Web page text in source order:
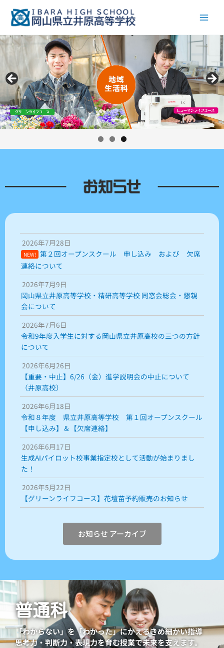
ス
キ
2026年7月28日
NEW! 第２回オープンスクール 申し込み および 欠席
連絡について
2026年7月9日
岡山県立井原高等学校・精研高等学校 同窓会総会・懇親
会について
2026年7月6日
令和9年度入学生に対する岡山県立井原高校の三つの方針
について
2026年6月26日
【重要・中止】6/26（金）進学説明会の中止について
（井原高校）
2026年6月18日
令和８年度 県立井原高等学校 第１回オープンスクール
【申し込み】＆【欠席連絡】
2026年6月17日
生成AIパイロット校事業指定校として活動が始まりまし
た！
2026年5月22日
【グリーンライフコース】花壇苗予約販売のお知らせ
お知らせ アーカイブ
普通科
「わからない」を「わかった」にかえるきめ細かい指導
思考力・判断力・表現力を育む授業で未来を支えます。